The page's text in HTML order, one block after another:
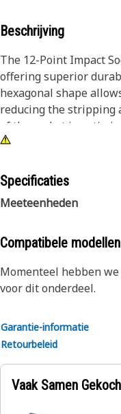
Beschrijving
The 12-Point Impact
offering superior
hexagonal shape
reducing the stripping
of the socket is
applications. The black
sockets used are
applications.
• Compatible with
• Shallow length socket.
• Used to handle high-
• Ensures a secure fit
• Provides excellent
The 12-Point Impact
Specificaties
Meeteenheden
Compatibele modellen
Momenteel hebben
voor dit onderdeel.
Garantie-informatie
Retourbeleid
Vaak Samen